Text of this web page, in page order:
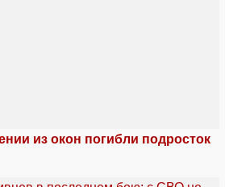
из окон погибли подросток